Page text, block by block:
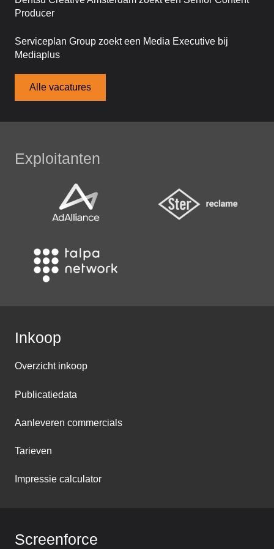
Producer
Serviceplan Group zoekt een Media Executive bij
Mediaplus
Alle vacatures
Exploitanten
Inkoop
Overzicht inkoop
Publicatiedata
Aanleveren commercials
Tarieven
Impressie calculator
Screenforce